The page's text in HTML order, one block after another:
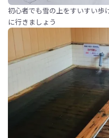
初心者でも雪の上をすいすい歩
に行きましょう